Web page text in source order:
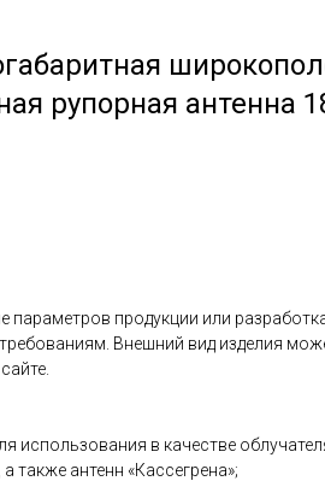
рупорная антенна
параметров продукции или
Внешний вид изделия
использования в качестве
также антенн «Кассегрена»;